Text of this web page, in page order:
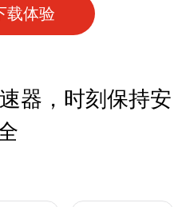
载体验
器，时刻保持安